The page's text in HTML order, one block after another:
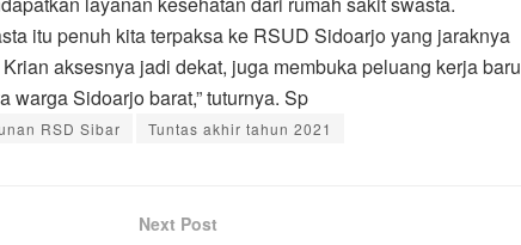
itu penuh kita terpaksa ke RSUD Sidoarjo yang jaraknya
aksesnya jadi dekat, juga membuka peluang kerja baru
warga Sidoarjo barat,” tuturnya. Sp
RSD Sibar Tuntas akhir tahun 2021
Next Post